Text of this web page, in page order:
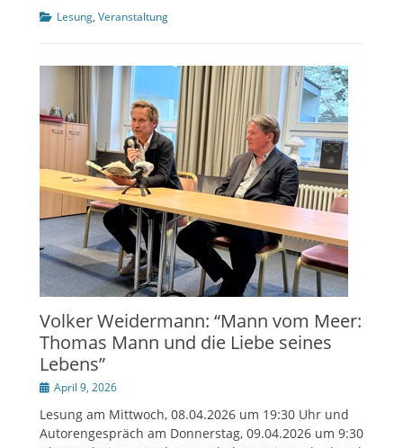
Kategorien
Lesung, Veranstaltung
Volker Weidermann: “Mann vom Meer:
Thomas Mann und die Liebe seines
Lebens”
Veröffentlicht
April 9, 2026
Lesung am Mittwoch, 08.04.2026 um 19:30 Uhr und
Autorengespräch am Donnerstag, 09.04.2026 um 9:30